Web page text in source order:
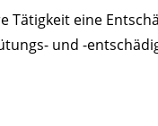
Tätigkeit eine
und -